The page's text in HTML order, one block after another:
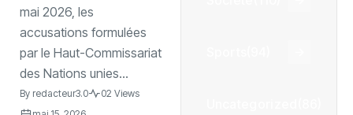
mai 2026, les
accusations formulées
par le Haut-Commissariat
des Nations unies...
By redacteur3.0
02 Views